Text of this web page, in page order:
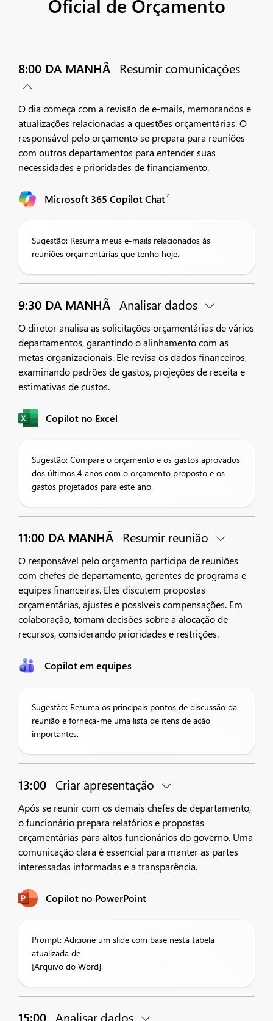
Oficial de Orçamento
8:00 DA MANHÃ Resumir comunicações
O dia começa com a revisão de e-mails, memorandos e
atualizações relacionadas a questões orçamentárias. O
responsável pelo orçamento se prepara para reuniões
com outros departamentos para entender suas
necessidades e prioridades de financiamento.
Microsoft 365 Copilot Chat2
Sugestão: Resuma meus e-mails relacionados às
reuniões orçamentárias que tenho hoje.
9:30 DA MANHÃ Analisar dados
O diretor analisa as solicitações orçamentárias de vários
departamentos, garantindo o alinhamento com as
metas organizacionais. Ele revisa os dados financeiros,
examinando padrões de gastos, projeções de receita e
estimativas de custos.
Copilot no Excel
Sugestão: Compare o orçamento e os gastos aprovados
dos últimos 4 anos com o orçamento proposto e os
gastos projetados para este ano.
11:00 DA MANHÃ Resumir reunião
O responsável pelo orçamento participa de reuniões
com chefes de departamento, gerentes de programa e
equipes financeiras. Eles discutem propostas
orçamentárias, ajustes e possíveis compensações. Em
colaboração, tomam decisões sobre a alocação de
recursos, considerando prioridades e restrições.
Copilot em equipes
Sugestão: Resuma os principais pontos de discussão da
reunião e forneça-me uma lista de itens de ação
importantes.
13:00 Criar apresentação
Após se reunir com os demais chefes de departamento,
o funcionário prepara relatórios e propostas
orçamentárias para altos funcionários do governo. Uma
comunicação clara é essencial para manter as partes
interessadas informadas e a transparência.
Copilot no PowerPoint
Prompt: Adicione um slide com base nesta tabela
atualizada de
[Arquivo do Word].
15:00 Analisar dados